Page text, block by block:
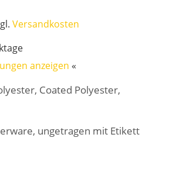
Versandkosten
anzeigen «
Coated Polyester,
ungetragen mit Etikett